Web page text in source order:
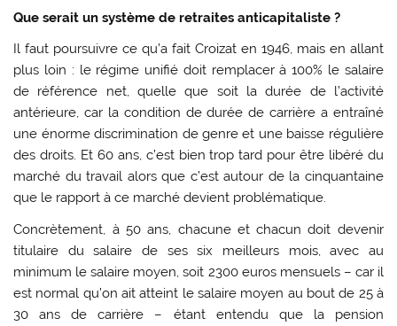
Que serait un système de retraites anticapitaliste ?
Il faut poursuivre ce qu’a fait Croizat en 1946, mais en allant
plus loin : le régime unifié doit remplacer à 100% le salaire
de référence net, quelle que soit la durée de l’activité
antérieure, car la condition de durée de carrière a entraîné
une énorme discrimination de genre et une baisse régulière
des droits. Et 60 ans, c’est bien trop tard pour être libéré du
marché du travail alors que c’est autour de la cinquantaine
que le rapport à ce marché devient problématique.
Concrètement, à 50 ans, chacune et chacun doit devenir
titulaire du salaire de ses six meilleurs mois, avec au
minimum le salaire moyen, soit 2300 euros mensuels – car il
est normal qu’on ait atteint le salaire moyen au bout de 25 à
30 ans de carrière – étant entendu que la pension